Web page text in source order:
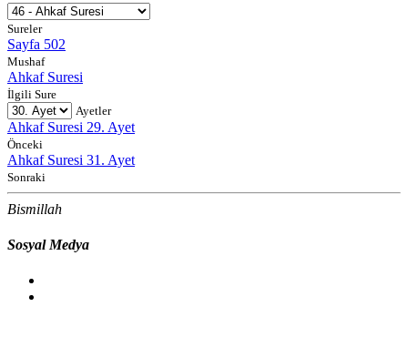
Sureler
Sayfa 502
Mushaf
Ahkaf Suresi
İlgili Sure
Ayetler
Ahkaf Suresi 29. Ayet
Önceki
Ahkaf Suresi 31. Ayet
Sonraki
Bismillah
Sosyal Medya